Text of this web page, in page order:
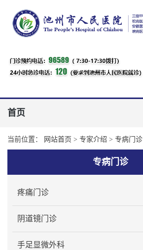
首页
当前位置： 网站首页 > 专家介绍 > 专病门诊
专病门诊
疼痛门诊
阴道镜门诊
手足显微外科